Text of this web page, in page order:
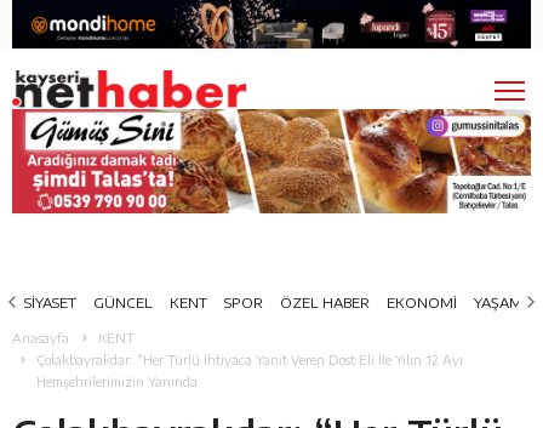
SİYASET GÜNCEL KENT SPOR ÖZEL HABER EKONOMİ YAŞAM
Anasayfa
KENT
Çolakbayrakdar: “Her Türlü İhtiyaca Yanıt Veren Dost Eli İle Yılın 12 Ayı
Hemşehrilerimizin Yanında